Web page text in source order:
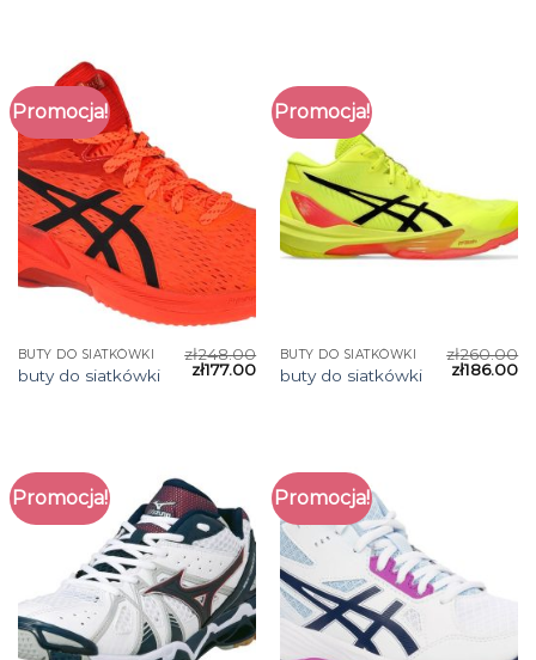
Promocja!
BUTY DO SIATKÓWKI
buty do siatkówki
zł248.00
zł177.00
Promocja!
BUTY DO SIATKÓWKI
buty do siatkówki
zł260.00
zł186.00
Promocja! Promocja!